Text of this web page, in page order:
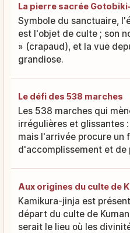
La pierre sacrée
Symbole du sanctuaire,
est l'objet de culte ; son
» (crapaud), et la vue
grandiose.
Le défi des 538 marches
Les 538 marches qui
irrégulières et glissantes
mais l'arrivée procure un
d'accomplissement et de
Aux origines du culte de
Kamikura-jinja est
départ du culte de
serait le lieu où les